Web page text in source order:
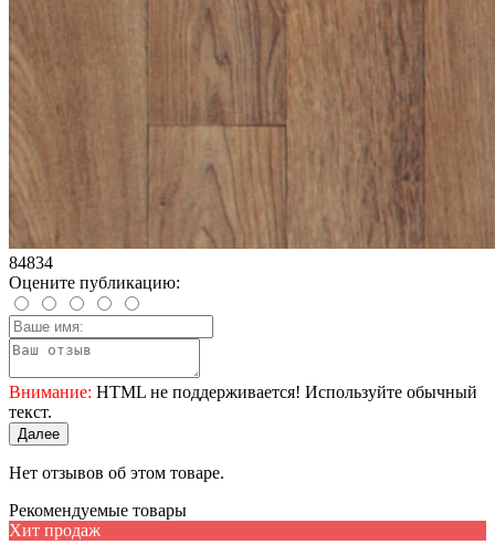
84834
Оцените публикацию:
Внимание: HTML не поддерживается! Используйте обычный
текст.
Далее
Нет отзывов об этом товаре.
Рекомендуемые товары
Хит продаж